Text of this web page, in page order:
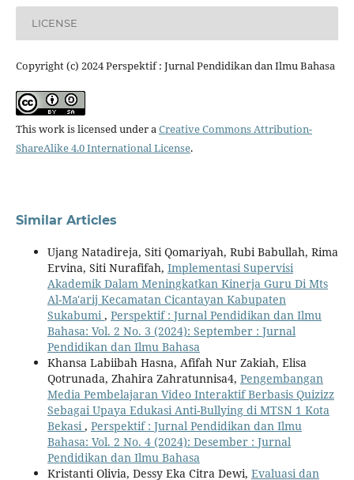
LICENSE
Copyright (c) 2024 Perspektif : Jurnal Pendidikan dan Ilmu Bahasa
This work is licensed under aCreative Commons Attribution-
ShareAlike 4.0 International License.
Similar Articles
Ujang Natadireja, Siti Qomariyah, Rubi Babullah, Rima
Ervina, Siti Nurafifah, Implementasi Supervisi
Akademik Dalam Meningkatkan Kinerja Guru Di Mts
Al-Ma'arij Kecamatan Cicantayan Kabupaten
Sukabumi , Perspektif : Jurnal Pendidikan dan Ilmu
Bahasa: Vol. 2 No. 3 (2024): September : Jurnal
Pendidikan dan Ilmu Bahasa
Khansa Labiibah Hasna, Afifah Nur Zakiah, Elisa
Qotrunada, Zhahira Zahratunnisa4, Pengembangan
Media Pembelajaran Video Interaktif Berbasis Quizizz
Sebagai Upaya Edukasi Anti-Bullying di MTSN 1 Kota
Bekasi , Perspektif : Jurnal Pendidikan dan Ilmu
Bahasa: Vol. 2 No. 4 (2024): Desember : Jurnal
Pendidikan dan Ilmu Bahasa
Kristanti Olivia, Dessy Eka Citra Dewi, Evaluasi dan